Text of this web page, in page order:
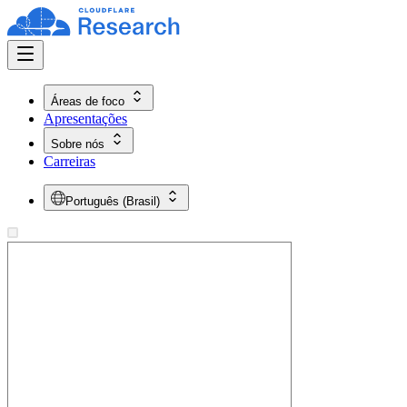
Áreas de foco
Apresentações
Sobre nós
Carreiras
Português (Brasil)